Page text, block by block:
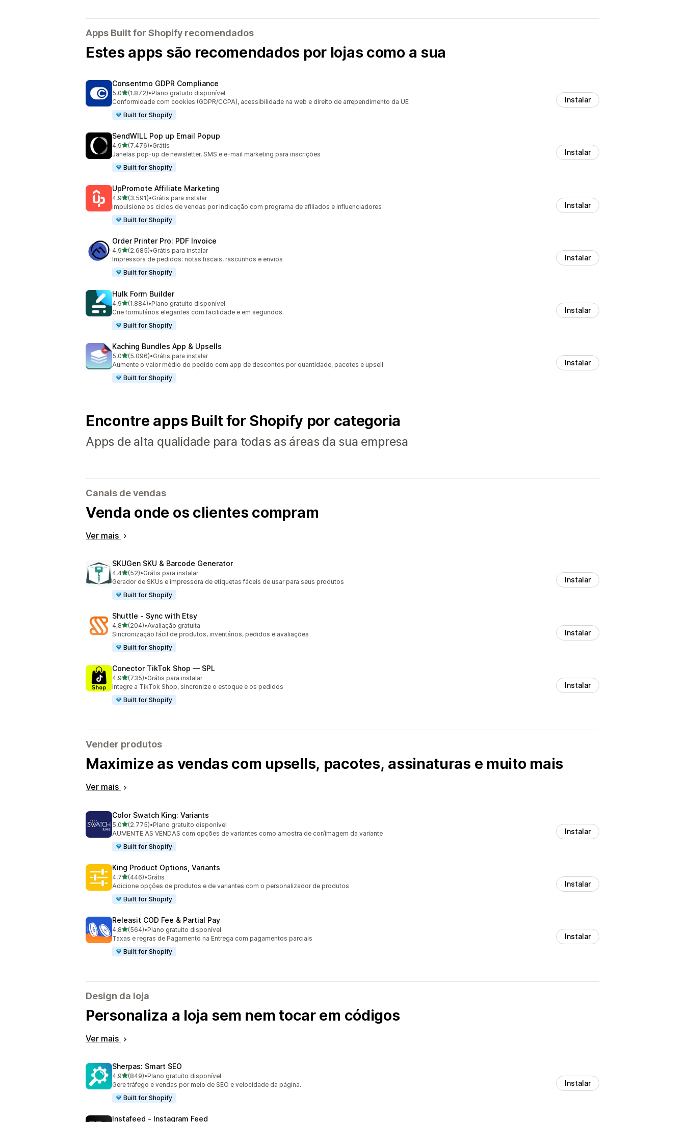
Apps Built for Shopify recomendados
Estes apps são recomendados por lojas como a sua
Consentmo GDPR Compliance
5,0de 5 estrelas
(1.872)
1872 avaliações ao todo
•Plano gratuito disponível
Conformidade com cookies (GDPR/CCPA), acessibilidade na web e direito de arrependimento da UE
Built for Shopify
Instalar
SendWILL Pop up Email Popup
4,9de 5 estrelas
(7.476)
7476 avaliações ao todo
•Grátis
Janelas pop-up de newsletter, SMS e e-mail marketing para inscrições
Built for Shopify
Instalar
UpPromote Affiliate Marketing
4,9de 5 estrelas
(3.591)
3591 avaliações ao todo
•Grátis para instalar
Impulsione os ciclos de vendas por indicação com programa de afiliados e influenciadores
Built for Shopify
Instalar
Order Printer Pro: PDF Invoice
4,9de 5 estrelas
(2.685)
2685 avaliações ao todo
•Grátis para instalar
Impressora de pedidos: notas fiscais, rascunhos e envios
Built for Shopify
Instalar
Hulk Form Builder
4,9de 5 estrelas
(1.884)
1884 avaliações ao todo
•Plano gratuito disponível
Crie formulários elegantes com facilidade e em segundos.
Built for Shopify
Instalar
Kaching Bundles App & Upsells
5,0de 5 estrelas
(5.096)
5096 avaliações ao todo
•Grátis para instalar
Aumente o valor médio do pedido com app de descontos por quantidade, pacotes e upsell
Built for Shopify
Instalar
Encontre apps Built for Shopify por categoria
Apps de alta qualidade para todas as áreas da sua empresa
Canais de vendas
Venda onde os clientes compram
Ver mais
SKUGen SKU & Barcode Generator
4,4de 5 estrelas
(52)
52 avaliações ao todo
•Grátis para instalar
Gerador de SKUs e impressora de etiquetas fáceis de usar para seus produtos
Built for Shopify
Instalar
Shuttle ‑ Sync with Etsy
4,8de 5 estrelas
(204)
204 avaliações ao todo
•Avaliação gratuita
Sincronização fácil de produtos, inventários, pedidos e avaliações
Built for Shopify
Instalar
Conector TikTok Shop — SPL
4,9de 5 estrelas
(735)
735 avaliações ao todo
•Grátis para instalar
Integre a TikTok Shop, sincronize o estoque e os pedidos
Built for Shopify
Instalar
Vender produtos
Maximize as vendas com upsells, pacotes, assinaturas e muito mais
Ver mais
Color Swatch King: Variants
5,0de 5 estrelas
(2.775)
2775 avaliações ao todo
•Plano gratuito disponível
AUMENTE AS VENDAS com opções de variantes como amostra de cor/imagem da variante
Built for Shopify
Instalar
King Product Options, Variants
4,7de 5 estrelas
(446)
446 avaliações ao todo
•Grátis
Adicione opções de produtos e de variantes com o personalizador de produtos
Built for Shopify
Instalar
Releasit COD Fee & Partial Pay
4,8de 5 estrelas
(564)
564 avaliações ao todo
•Plano gratuito disponível
Taxas e regras de Pagamento na Entrega com pagamentos parciais
Built for Shopify
Instalar
Design da loja
Personaliza a loja sem nem tocar em códigos
Ver mais
Sherpas: Smart SEO
4,9de 5 estrelas
(849)
849 avaliações ao todo
•Plano gratuito disponível
Gere tráfego e vendas por meio de SEO e velocidade da página.
Built for Shopify
Instalar
Instafeed ‑ Instagram Feed